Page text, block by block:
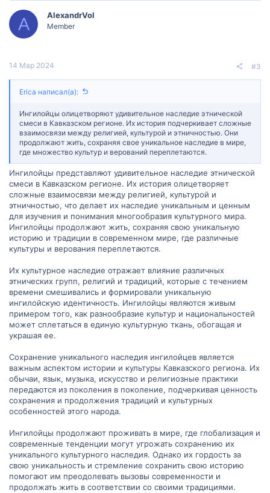
A AlexandrVol
Member
14 Мар 2024 #3
Erica написал(а):
Ингилойцы олицетворяют удивительное наследие этнической
смеси в Кавказском регионе. Их история подчеркивает сложные
взаимосвязи между религией, культурой и этничностью. Они
продолжают жить, сохраняя свое уникальное наследие в мире,
где множество культур и верований переплетаются.
Ингилойцы представляют удивительное наследие этнической
смеси в Кавказском регионе. Их история олицетворяет
сложные взаимосвязи между религией, культурой и
этничностью, что делает их наследие уникальным и ценным
для изучения и понимания многообразия культурного мира.
Ингилойцы продолжают жить, сохраняя свою уникальную
историю и традиции в современном мире, где различные
культуры и верования переплетаются.
Их культурное наследие отражает влияние различных
этнических групп, религий и традиций, которые с течением
времени смешивались и формировали уникальную
ингилойскую идентичность. Ингилойцы являются живым
примером того, как разнообразие культур и национальностей
может сплетаться в единую культурную ткань, обогащая и
украшая ее.
Сохранение уникального наследия ингилойцев является
важным аспектом истории и культуры Кавказского региона. Их
обычаи, язык, музыка, искусство и религиозные практики
передаются из поколения в поколение, подчеркивая ценность
сохранения и продолжения традиций и культурных
особенностей этого народа.
Ингилойцы продолжают проживать в мире, где глобализация и
современные тенденции могут угрожать сохранению их
уникального культурного наследия. Однако их гордость за
свою уникальность и стремление сохранить свою историю
помогают им преодолевать вызовы современности и
продолжать жить в соответствии со своими традициями.